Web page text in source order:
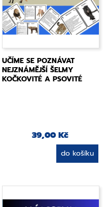
UČÍME SE POZNÁVAT
NEJZNÁMĚJŠÍ ŠELMY
KOČKOVITÉ A PSOVITÉ
39,00 Kč
do košíku